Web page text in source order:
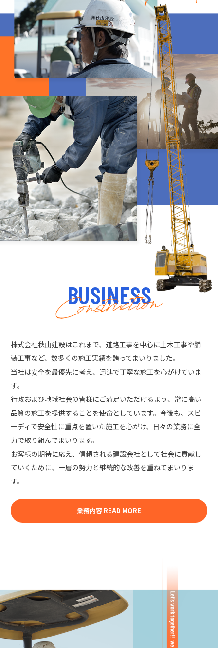
BUSINESS
株式会社秋山建設はこれまで、道路工事を中心に土木工事や舗
装工事など、数多くの施工実績を誇ってまいりました。
当社は安全を最優先に考え、迅速で丁寧な施工を心がけていま
す。
行政および地域社会の皆様にご満足いただけるよう、常に高い
品質の施工を提供することを使命としています。今後も、スピ
ーディで安全性に重点を置いた施工を心がけ、日々の業務に全
力で取り組んでまいります。
お客様の期待に応え、信頼される建設会社として社会に貢献し
ていくために、一層の努力と継続的な改善を重ねてまいりま
す。
業務内容 READ MORE